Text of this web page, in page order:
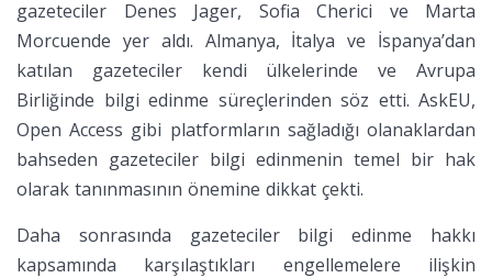
gazeteciler Denes Jager, Sofia Cherici ve Marta
Morcuende yer aldı. Almanya, İtalya ve İspanya’dan
katılan gazeteciler kendi ülkelerinde ve Avrupa
Birliğinde bilgi edinme süreçlerinden söz etti. AskEU,
Open Access gibi platformların sağladığı olanaklardan
bahseden gazeteciler bilgi edinmenin temel bir hak
olarak tanınmasının önemine dikkat çekti.
Daha sonrasında gazeteciler bilgi edinme hakkı
kapsamında karşılaştıkları engellemelere ilişkin